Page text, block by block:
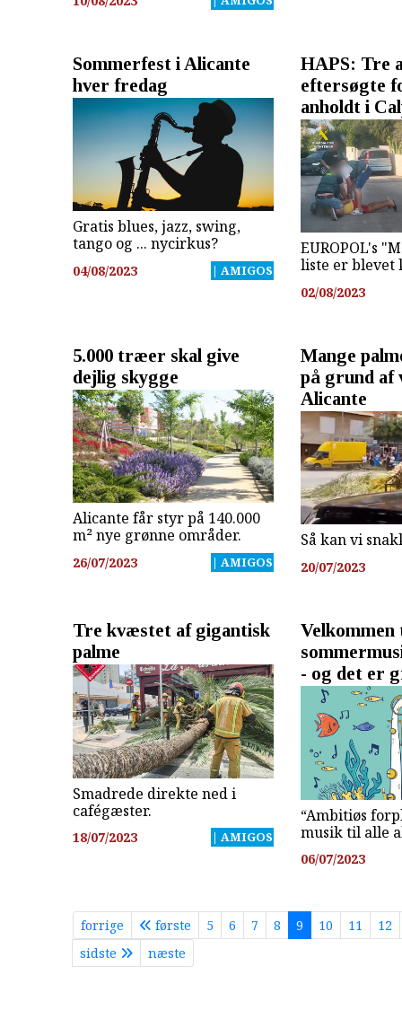
Sommerfest i Alicante
hver fredag
Gratis blues, jazz, swing,
tango og ... nycirkus?
04/08/2023 | AMIGOS
HAPS: Tre
eftersøgte
anholdt i
EUROPOL's
liste er blevet
02/08/2023
5.000 træer skal give
dejlig skygge
Alicante får styr på 140.000
m² nye grønne områder.
26/07/2023 | AMIGOS
Mange
på grund af
Alicante
Så kan vi
20/07/2023
Tre kvæstet af gigantisk
palme
Smadrede direkte ned i
cafégæster.
18/07/2023 | AMIGOS
Velkommen
- og det er
“Ambitiøs
musik til alle
06/07/2023
forrige første 5 6 7 8 9 10 11
12
sidste
næste